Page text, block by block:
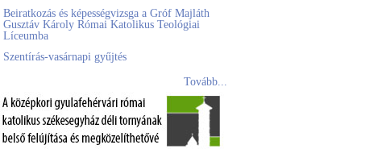
Beiratkozás és képességvizsga a Gróf Majláth
Gusztáv Károly Római Katolikus Teológiai
Líceumba
Szentírás-vasárnapi gyűjtés
Tovább...